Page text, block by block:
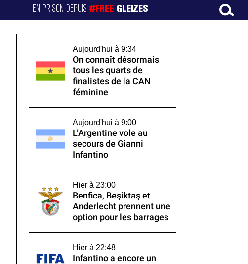
EN PRISON DEPUIS#FREE GLEIZES
Aujourd'hui à 9:34
On connaît désormais
tous les quarts de
finalistes de la CAN
féminine
Aujourd'hui à 9:00
L’Argentine vole au
secours de Gianni
Infantino
Hier à 23:00
Benfica, Beşiktaş et
Anderlecht prennent une
option pour les barrages
Hier à 22:48
Infantino a encore un